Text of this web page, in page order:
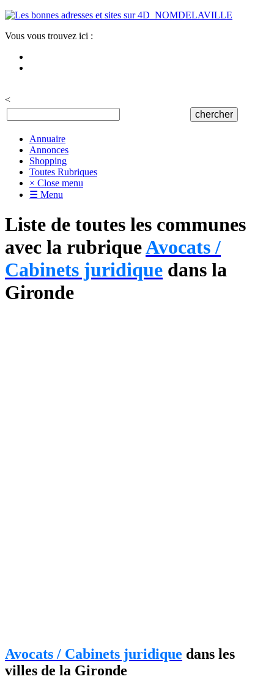
Vous vous trouvez ici :
<
Annuaire
Annonces
Shopping
Toutes Rubriques
× Close menu
☰ Menu
Liste de toutes les communes
avec la rubriqueAvocats /
Cabinets juridique dans la
Gironde
Avocats / Cabinets juridique dans les
villes de la Gironde